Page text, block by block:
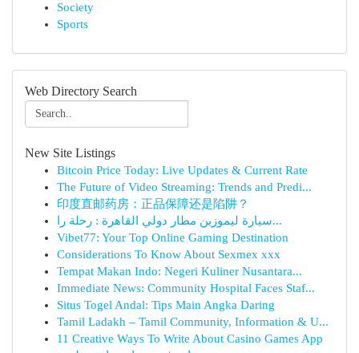
Society
Sports
Web Directory Search
New Site Listings
Bitcoin Price Today: Live Updates & Current Rate
The Future of Video Streaming: Trends and Predi...
印度直邮药房：正品保障还是陷阱？
سيارة ليموزين مطار دولي القاهرة : رحلة را...
Vibet77: Your Top Online Gaming Destination
Considerations To Know About Sexmex xxx
Tempat Makan Indo: Negeri Kuliner Nusantara...
Immediate News: Community Hospital Faces Staf...
Situs Togel Andal: Tips Main Angka Daring
Tamil Ladakh – Tamil Community, Information & U...
11 Creative Ways To Write About Casino Games App